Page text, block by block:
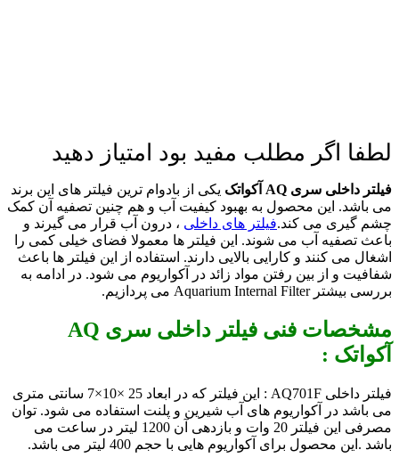
لطفا اگر مطلب مفید بود امتیاز دهید
فیلتر داخلی سری AQ آکواتک
یکی از بادوام ترین فیلتر های این برند
می باشد. این محصول به بهبود کیفیت آب و هم چنین تصفیه آن کمک
چشم گیری می کند.فیلتر های داخلی ، درون آب قرار می گیرند و
باعث تصفیه آب می شوند. این فیلتر ها معمولا فضای خیلی کمی را
اشغال می کنند و کارایی بالایی دارند. استفاده از این فیلتر ها باعث
شفافیت و از بین رفتن مواد زائد در آکواریوم می شود. در ادامه به
بررسی بیشتر Aquarium Internal Filter می پردازیم.
مشخصات فنی فیلتر داخلی سری AQ
آکواتک :
فیلتر داخلی AQ701F : این فیلتر که در ابعاد
25 ×10×7 سانتی متری
می باشد در آکواریوم های آب شیرین و پلنت استفاده می شود. توان
مصرفی این فیلتر 20 وات و بازدهی آن 1200 لیتر در ساعت می
باشد .این محصول برای آکواریوم هایی با حجم 400 لیتر می باشد.